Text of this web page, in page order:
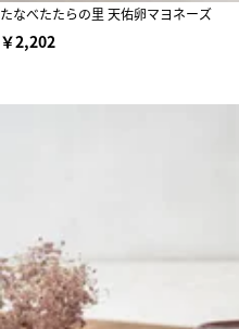
たなべたたらの里 天佑卵マヨネーズ
￥2,202